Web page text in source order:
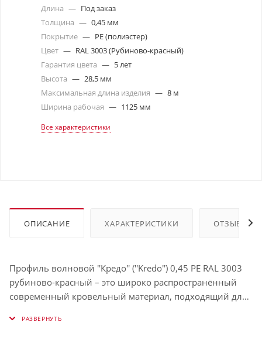
Длина — Под заказ
Толщина — 0,45 мм
Покрытие — PE (полиэстер)
Цвет — RAL 3003 (Рубиново-красный)
Гарантия цвета — 5 лет
Высота — 28,5 мм
Максимальная длина изделия — 8 м
Ширина рабочая — 1125 мм
Все характеристики
ОПИСАНИЕ ХАРАКТЕРИСТИКИ ОТЗЫВЫ
Профиль волновой ''Кредо'' (''Kredo'') 0,45 PE RAL 3003
рубиново-красный – это широко распространённый
современный кровельный материал, подходящий для
доступной цене, а также выдающимся